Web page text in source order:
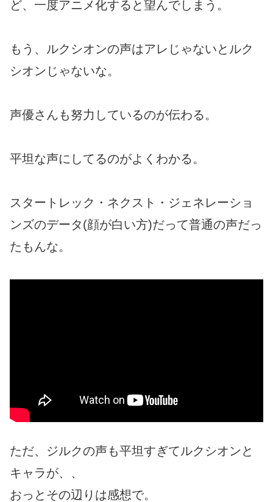
ど、一度アニメ化すると望んでしまう。
もう、ルクシオンの声はアレじゃないとルク
シオンじゃないな。
声優さんも努力しているのが伝わる。
平坦な声にしてるのがよくわかる。
スタートレック・ネクスト・ジェネレーショ
ンズのデータ(顔が白い方)だって普通の声だっ
たもんな。
ただ、ジルクの声も平坦すぎてルクシオンと
キャラが、、
おっとその辺りは感想で。